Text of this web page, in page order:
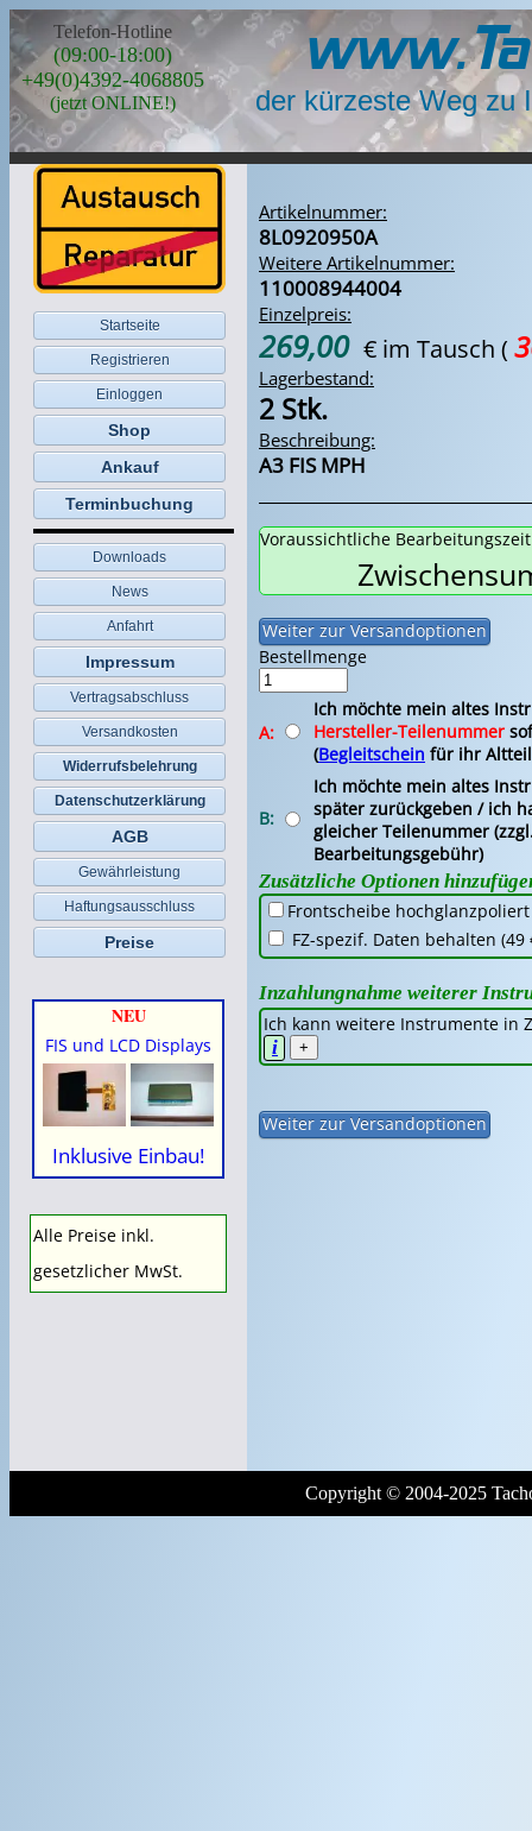
Telefon-Hotline
(09:00-18:00)
+49(0)4392-4068805
(jetzt ONLINE!) der kürzeste Weg zu
Startseite
Registrieren
Einloggen
Shop
Ankauf
Terminbuchung
Downloads
News
Anfahrt
Impressum
Vertragsabschluss
Versandkosten
Widerrufsbelehrung
Datenschutzerklärung
AGB
Gewährleistung
Haftungsausschluss
Preise
NEU
FIS und LCD Displays
Inklusive Einbau!
Alle Preise inkl.
gesetzlicher MwSt.
Artikelnummer:
8L0920950A
Weitere Artikelnummer:
110008944004
Einzelpreis:
269,00 € im Tausch (
Lagerbestand:
2 Stk.
Beschreibung:
A3 FIS MPH
Voraussichtliche
Bestellmenge
A:
Ich möchte mein altes
Hersteller-Teilenummer
(Begleitschein für ihr
B:
Ich möchte mein altes
später zurückgeben / ich
gleicher Teilenummer
Bearbeitungsgebühr)
Zusätzliche Optionen
Frontscheibe
FZ-spezif. Daten behalten (49
Inzahlungnahme weiterer
Ich kann weitere Instrumente in
i
+
Copyright © 2004-2025